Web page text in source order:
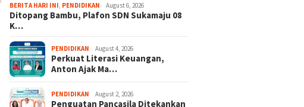
BERITA HARI INI PENDIDIKAN August 6, 2026
Ditopang Bambu, Plafon SDN Sukamaju 08
K…
PENDIDIKAN August 4, 2026
Perkuat Literasi Keuangan,
Anton Ajak Ma…
PENDIDIKAN August 2, 2026
Penguatan Pancasila Ditekankan